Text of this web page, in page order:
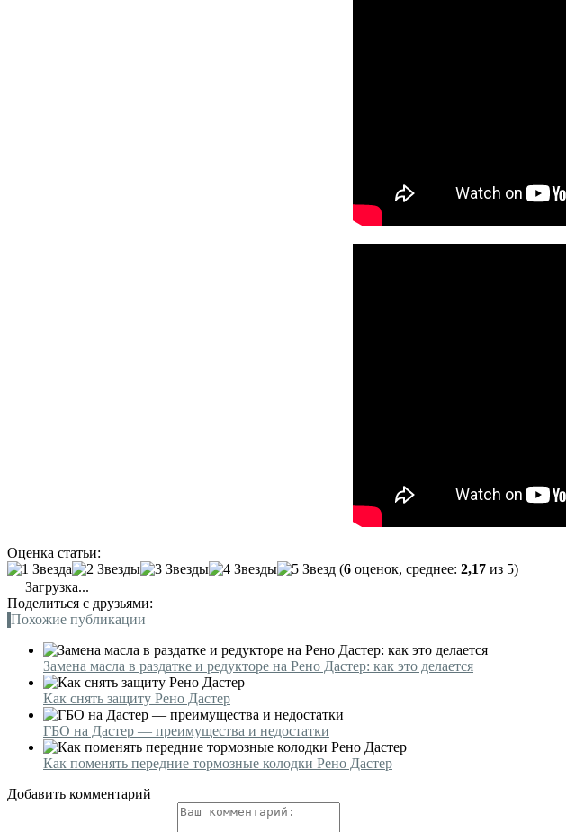
Оценка статьи:
(6 оценок, среднее: 2,17 из 5)
Загрузка...
Поделиться с друзьями:
Похожие публикации
Замена масла в раздатке и редукторе на Рено Дастер: как это делается
Как снять защиту Рено Дастер
ГБО на Дастер — преимущества и недостатки
Как поменять передние тормозные колодки Рено Дастер
Добавить комментарий